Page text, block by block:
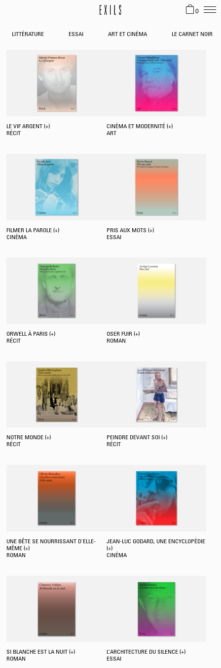
0
LITTÉRATURE ESSAI ART ET CINÉMA LE CARNET NOIR
LE VIF ARGENT (+)
RÉCIT
CINÉMA ET MODERNITÉ (+)
ART
FILMER LA PAROLE (+)
CINÉMA
PRIS AUX MOTS (+)
ESSAI
ORWELL À PARIS (+)
RÉCIT
OSER FUIR (+)
ROMAN
NOTRE MONDE (+)
RÉCIT
PEINDRE DEVANT SOI (+)
RÉCIT
UNE BÊTE SE NOURRISSANT D'ELLE-
MÊME (+)
ROMAN
JEAN-LUC GODARD, UNE ENCYCLOPÉDIE
(+)
CINÉMA
SI BLANCHE EST LA NUIT (+)
ROMAN
L’ARCHITECTURE DU SILENCE (+)
ESSAI